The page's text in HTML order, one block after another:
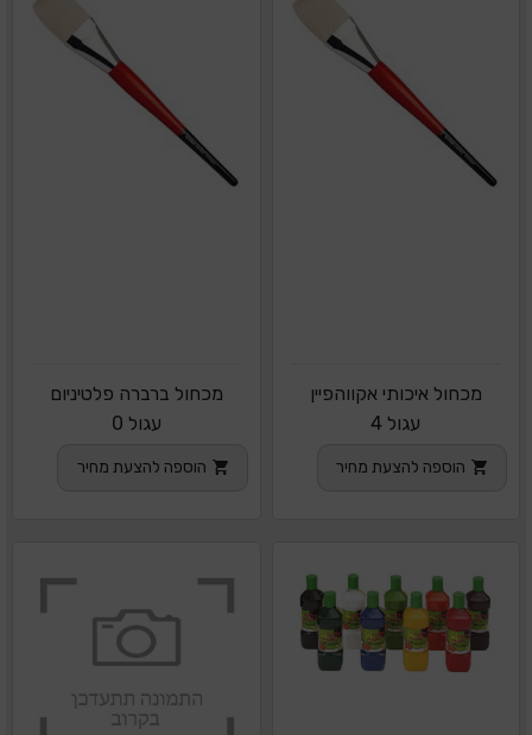
מכחול איכותי אקווהפיין
עגול 4
הוספה להצעת מחיר
מכחול ברברה פלטיניום
עגול 0
הוספה להצעת מחיר